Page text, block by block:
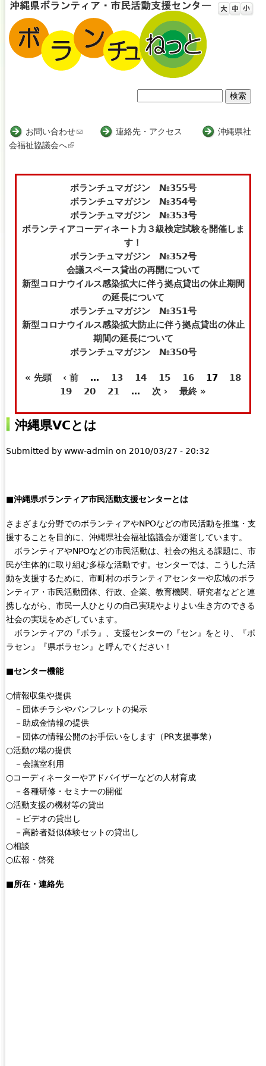
Jump to navigation
索
ォ
ー
ム
お問い合わせ(
n
k
s
e
n
s
e
-
a
i
)
連絡先・アクセス
沖縄県社
会福祉協議会へ(
i
n
k
s
x
t
e
n
a
ボランチュマガジン №355号
ボランチュマガジン №354号
ボランチュマガジン №353号
ボランティアコーディネート力３級検定試験を開催しま
す！
ボランチュマガジン №352号
会議スペース貸出の再開について
新型コロナウイルス感染拡大に伴う拠点貸出の休止期間
の延長について
ボランチュマガジン №351号
新型コロナウイルス感染拡大防止に伴う拠点貸出の休止
期間の延長について
ボランチュマガジン №350号
ペ
ジ
« 先頭 ‹ 前 … 13 14 15 16 17
18
19
20 21 … 次 › 最終 »
沖縄県VCとは
Submitted by www-admin on 2010/03/27 - 20:32
■沖縄県ボランティア市民活動支援センターとは
さまざまな分野でのボランティアやNPOなどの市民活動を推進・支
援することを目的に、沖縄県社会福祉協議会が運営しています。
ボランティアやNPOなどの市民活動は、社会の抱える課題に、市
民が主体的に取り組む多様な活動です。センターでは、こうした活
動を支援するために、市町村のボランティアセンターや広域のボラ
ンティア・市民活動団体、行政、企業、教育機関、研究者などと連
携しながら、市民一人ひとりの自己実現やよりよい生き方のできる
社会の実現をめざしています。
ボランティアの『ボラ』、支援センターの『セン』をとり、『ボ
ラセン』『県ボラセン』と呼んでください！
■センター機能
○情報収集や提供
－団体チラシやパンフレットの掲示
－助成金情報の提供
－団体の情報公開のお手伝いをします（PR支援事業）
○活動の場の提供
－会議室利用
○コーディネーターやアドバイザーなどの人材育成
－各種研修・セミナーの開催
○活動支援の機材等の貸出
－ビデオの貸出し
－高齢者疑似体験セットの貸出し
○相談
○広報・啓発
■所在・連絡先